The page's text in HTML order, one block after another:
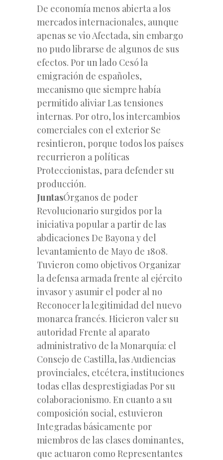
De economía menos abierta a los
mercados internacionales, aunque
apenas se vio Afectada, sin embargo
no pudo librarse de algunos de sus
efectos. Por un lado Cesó la
emigración de españoles,
mecanismo que siempre había
permitido aliviar Las tensiones
internas. Por otro, los intercambios
comerciales con el exterior Se
resintieron, porque todos los países
recurrieron a políticas
Proteccionistas, para defender su
producción.
JuntasÓrganos de poder
Revolucionario surgidos por la
iniciativa popular a partir de las
abdicaciones De Bayona y del
levantamiento de Mayo de 1808.
Tuvieron como objetivos Organizar
la defensa armada frente al ejército
invasor y asumir el poder al no
Reconocer la legitimidad del nuevo
monarca francés. Hicieron valer su
autoridad Frente al aparato
administrativo de la Monarquía: el
Consejo de Castilla, las Audiencias
provinciales, etcétera, instituciones
todas ellas desprestigiadas Por su
colaboracionismo. En cuanto a su
composición social, estuvieron
Integradas básicamente por
miembros de las clases dominantes,
que actuaron como Representantes